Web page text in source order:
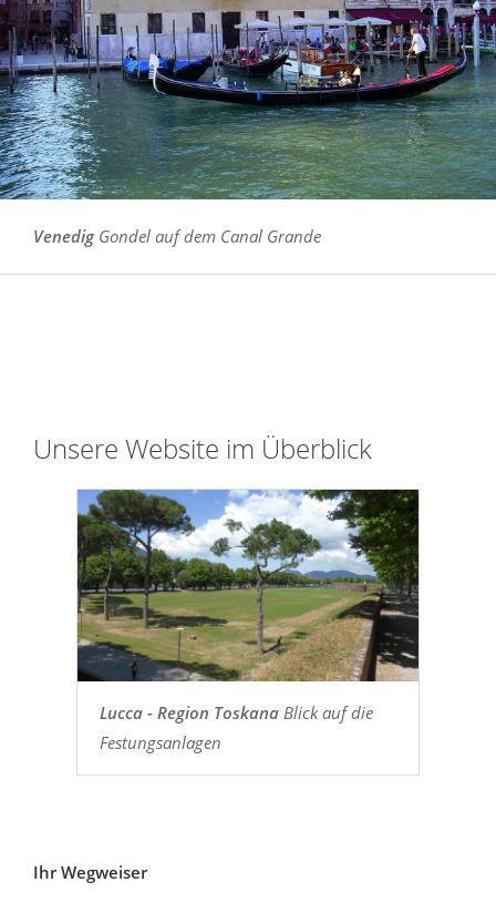
VenedigGondel auf dem Canal Grande
Unsere Website im Überblick
Lucca - Region ToskanaBlick auf die
Festungsanlagen
Ihr Wegweiser